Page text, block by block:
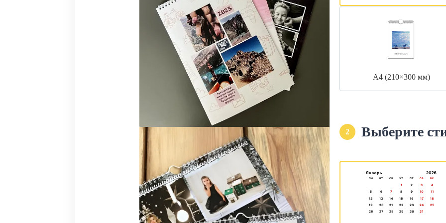
А4 (210×300 мм)
2 Выберите